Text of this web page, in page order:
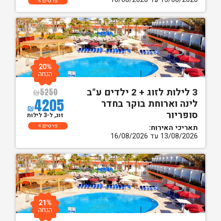
3 לילות לזוג + 2 ילדים ע"ב
לינה וארוחת בוקר בחדר
סופריור
תאריכי האירוח:
13/08/2026 עד 16/08/2026
₪5250
₪4205
20%
הנחה
זוג, ל-3 לילות
פרטים
21%
הנחה